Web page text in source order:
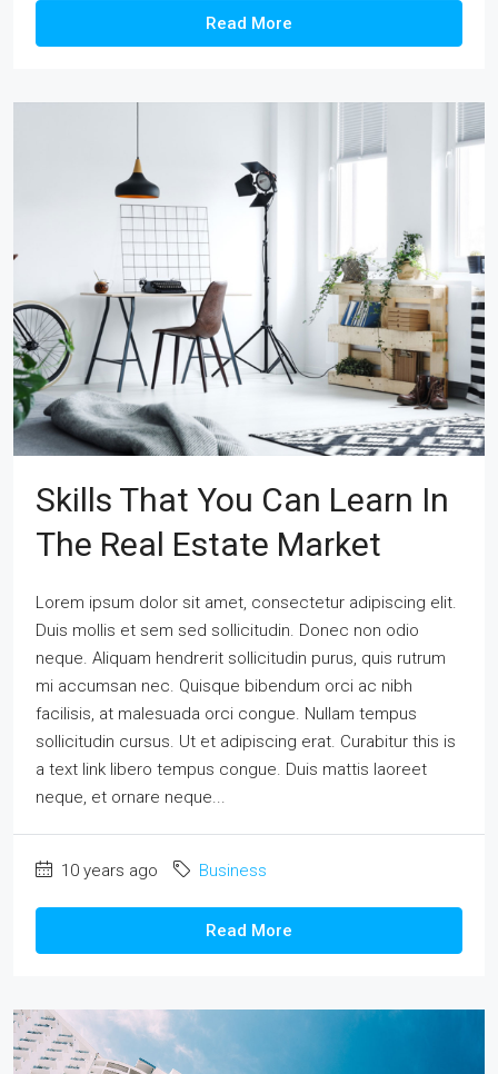
Read More
Skills That You Can Learn In
The Real Estate Market
Lorem ipsum dolor sit amet, consectetur adipiscing elit.
Duis mollis et sem sed sollicitudin. Donec non odio
neque. Aliquam hendrerit sollicitudin purus, quis rutrum
mi accumsan nec. Quisque bibendum orci ac nibh
facilisis, at malesuada orci congue. Nullam tempus
sollicitudin cursus. Ut et adipiscing erat. Curabitur this is
a text link libero tempus congue. Duis mattis laoreet
neque, et ornare neque...
10 years ago Business
Read More